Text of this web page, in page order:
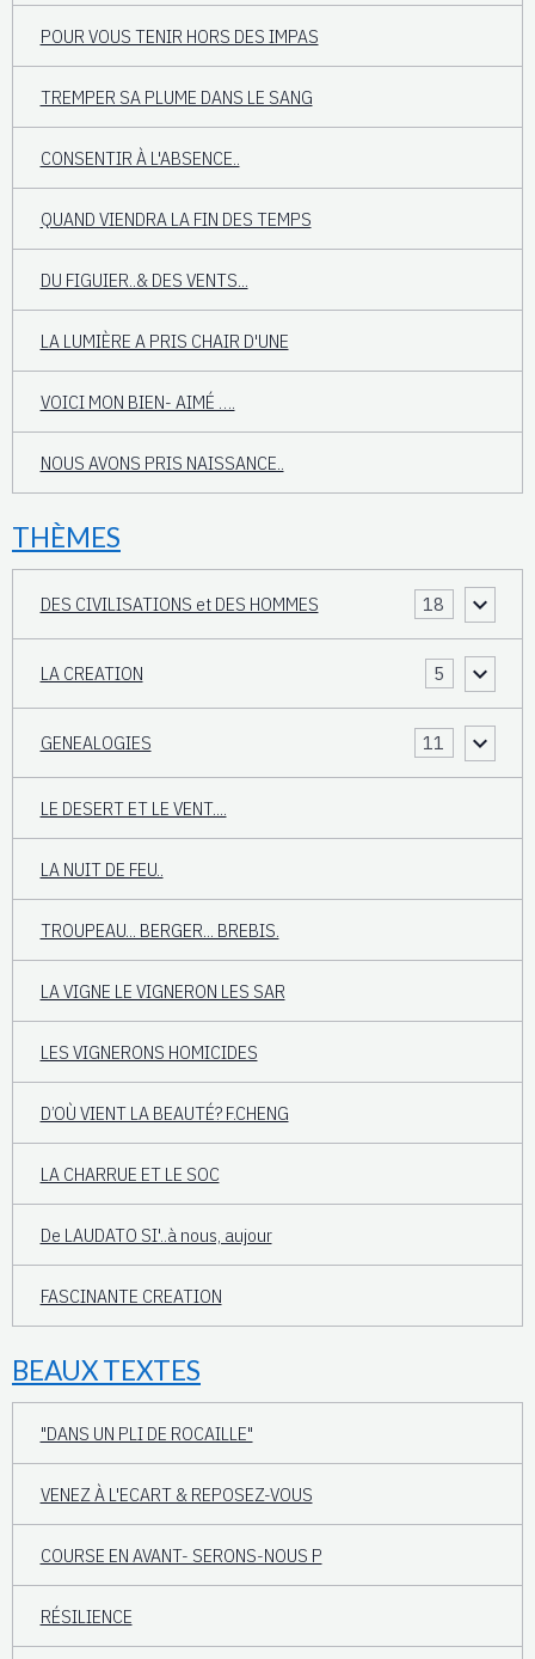
POUR VOUS TENIR HORS DES IMPAS
TREMPER SA PLUME DANS LE SANG
CONSENTIR À L'ABSENCE..
QUAND VIENDRA LA FIN DES TEMPS
DU FIGUIER..& DES VENTS...
LA LUMIÈRE A PRIS CHAIR D'UNE
VOICI MON BIEN- AIMÉ ….
NOUS AVONS PRIS NAISSANCE..
THÈMES
DES CIVILISATIONS et DES HOMMES 18
LA CREATION 5
GENEALOGIES 11
LE DESERT ET LE VENT....
LA NUIT DE FEU..
TROUPEAU... BERGER... BREBIS.
LA VIGNE LE VIGNERON LES SAR
LES VIGNERONS HOMICIDES
D’OÙ VIENT LA BEAUTÉ? F.CHENG
LA CHARRUE ET LE SOC
De LAUDATO SI'..à nous, aujour
FASCINANTE CREATION
BEAUX TEXTES
"DANS UN PLI DE ROCAILLE"
VENEZ À L'ECART & REPOSEZ-VOUS
COURSE EN AVANT- SERONS-NOUS P
RÉSILIENCE